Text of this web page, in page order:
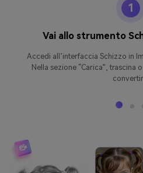
1
Vai allo strumento
Accedi all’interfaccia Schizzo in
Nella sezione “Carica”, trascina